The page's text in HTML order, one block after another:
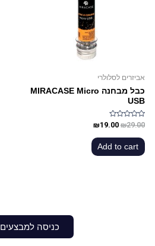
אביזרים לסלולרי
כבל מבחנה MIRACASE Micro
USB
Rated
out
of
5
₪29.00
₪19.00
Add to cart
כניסה למבצעים